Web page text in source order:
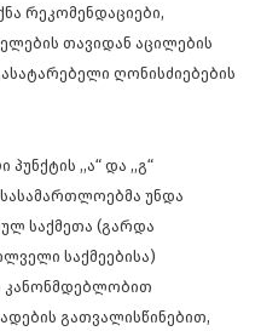
რეკომენდაციები,
თავიდან აცილების
ღონისძიებების
,,ა“ და ,,გ“
უნდა
საქმეთა (გარდა
საქმეებისა)
კანონმდებლობით
გათვალისწინებით,